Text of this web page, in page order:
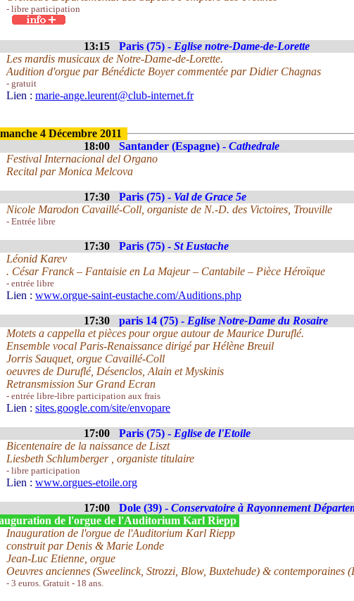
- libre participation
13:15 Paris (75) - Eglise notre-Dame-de-Lorette
Les mardis musicaux de Notre-Dame-de-Lorette.
Audition d'orgue par Bénédicte Boyer commentée par Didier Chagnas
- gratuit
Lien : marie-ange.leurent@club-internet.fr
4 Décembre 2011
18:00
Santander (Espagne) - Cathedrale
Festival Internacional del Organo
Recital par Monica Melcova
17:30 Paris (75) - Val de Grace 5e
Nicole Marodon Cavaillé-Coll, organiste de N.-D. des Victoires, Trouville
- Entrée libre
17:30 Paris (75) - St Eustache
Léonid Karev
. César Franck – Fantaisie en La Majeur – Cantabile – Pièce Héroïque
- entrée libre
Lien : www.orgue-saint-eustache.com/Auditions.php
17:30 paris 14 (75) - Eglise Notre-Dame du Rosaire
Motets a cappella et pièces pour orgue autour de Maurice Duruflé.
Ensemble vocal Paris-Renaissance dirigé par Hélène Breuil
Jorris Sauquet, orgue Cavaillé-Coll
oeuvres de Duruflé, Désenclos, Alain et Myskinis
Retransmission Sur Grand Ecran
- entrée libre-libre participation aux frais
Lien : sites.google.com/site/envopare
17:00 Paris (75) - Eglise de l'Etoile
Bicentenaire de la naissance de Liszt
Liesbeth Schlumberger , organiste titulaire
- libre participation
Lien : www.orgues-etoile.org
17:00 Dole (39) - Conservatoire à Rayonnement
de l'orgue de l'Auditorium Karl Riepp
Inauguration de l'orgue de l'Auditorium Karl Riepp
construit par Denis & Marie Londe
Jean-Luc Etienne, orgue
Oeuvres anciennes (Sweelinck, Strozzi, Blow, Buxtehude) & contemporaines
- 3 euros. Gratuit - 18 ans.